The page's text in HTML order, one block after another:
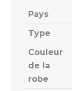
Pays
Type
Couleur
de la
robe